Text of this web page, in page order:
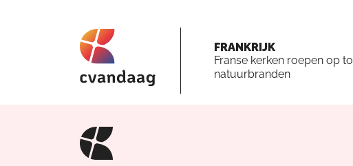
FRANKRIJK
Franse kerken roepen op
natuurbranden